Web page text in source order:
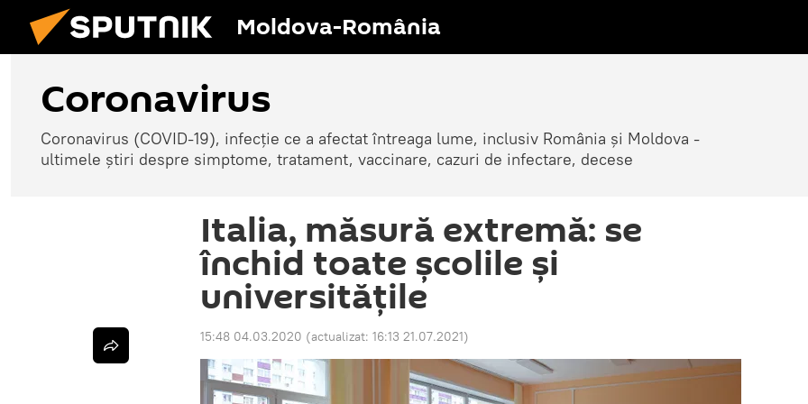
Moldova-România
Coronavirus
Coronavirus (COVID-19), infecție ce a afectat întreaga lume, inclusiv România și Moldova -
ultimele știri despre simptome, tratament, vaccinare, cazuri de infectare, decese
Italia, măsură extremă: se
închid toate școlile și
universitățile
15:48 04.03.2020 (actualizat: 16:13 21.07.2021)